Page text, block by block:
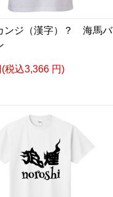
ンジ（漢字）？ 海馬バ
税込3,366 円)